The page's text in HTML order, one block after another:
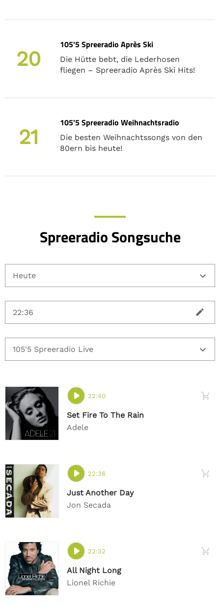
20
105'5 Spreeradio Après Ski
Die Hütte bebt, die Lederhosen
fliegen – Spreeradio Après Ski Hits!
21
105'5 Spreeradio Weihnachtsradio
Die besten Weihnachtssongs von den
80ern bis heute!
Spreeradio Songsuche
22:40
Set Fire To The Rain
Adele
22:36
Just Another Day
Jon Secada
22:32
All Night Long
Lionel Richie